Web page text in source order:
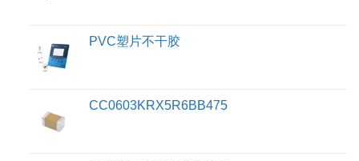
PVC塑片不干胶
CC0603KRX5R6BB475